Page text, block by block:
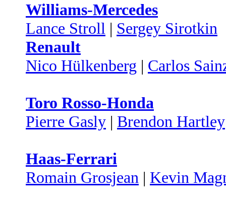
Williams-Mercedes
Lance Stroll | Sergey Sirotkin
Renault
Nico Hülkenberg | Carlos
Toro Rosso-Honda
Pierre Gasly | Brendon Hartley
Haas-Ferrari
Romain Grosjean | Kevin